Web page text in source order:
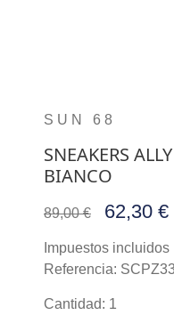
SUN 68
SNEAKERS
BIANCO
89,00 € 62,30 €
Impuestos incluidos
Referencia:
Cantidad: 1